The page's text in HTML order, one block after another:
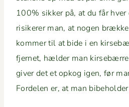
100% sikker på, at du får
risik­er­er man, at nogen
kom­mer til at bide i en
fjer­net, hælder man
giv­er det et opkog igen, før
Forde­len er, at man